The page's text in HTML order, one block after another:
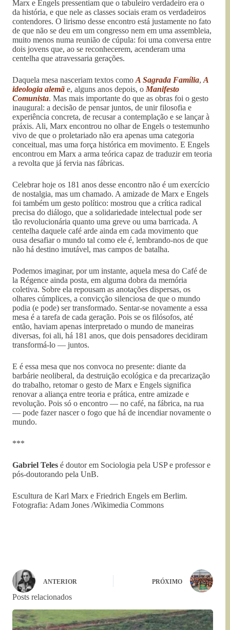
Marx e Engels pressentiam que o tabuleiro verdadeiro era o
da história, e que nele as classes sociais eram os verdadeiros
contendores. O lirismo desse encontro está justamente no fato
de que não se deu em um congresso nem em uma assembleia,
muito menos numa reunião de cúpula: foi uma conversa entre
dois jovens que, ao se reconhecerem, acenderam uma
centelha que atravessaria gerações.
Daquela mesa nasceriam textos como A Sagrada Família, A
ideologia alemã e, alguns anos depois, o Manifesto
Comunista. Mas mais importante do que as obras foi o gesto
inaugural: a decisão de pensar juntos, de unir filosofia e
experiência concreta, de recusar a contemplação e se lançar à
práxis. Ali, Marx encontrou no olhar de Engels o testemunho
vivo de que o proletariado não era apenas uma categoria
conceitual, mas uma força histórica em movimento. E Engels
encontrou em Marx a arma teórica capaz de traduzir em teoria
a revolta que já fervia nas fábricas.
Celebrar hoje os 181 anos desse encontro não é um exercício
de nostalgia, mas um chamado. A amizade de Marx e Engels
foi também um gesto político: mostrou que a crítica radical
precisa do diálogo, que a solidariedade intelectual pode ser
tão revolucionária quanto uma greve ou uma barricada. A
centelha daquele café arde ainda em cada movimento que
ousa desafiar o mundo tal como ele é, lembrando-nos de que
não há destino imutável, mas campos de batalha.
Podemos imaginar, por um instante, aquela mesa do Café de
la Régence ainda posta, em alguma dobra da memória
coletiva. Sobre ela repousam as anotações dispersas, os
olhares cúmplices, a convicção silenciosa de que o mundo
podia (e pode) ser transformado. Sentar-se novamente a essa
mesa é a tarefa de cada geração. Pois se os filósofos, até
então, haviam apenas interpretado o mundo de maneiras
diversas, foi ali, há 181 anos, que dois pensadores decidiram
transformá-lo — juntos.
E é essa mesa que nos convoca no presente: diante da
barbárie neoliberal, da destruição ecológica e da precarização
do trabalho, retomar o gesto de Marx e Engels significa
renovar a aliança entre teoria e prática, entre amizade e
revolução. Pois só o encontro — no café, na fábrica, na rua
— pode fazer nascer o fogo que há de incendiar novamente o
mundo.
***
Gabriel Teles é doutor em Sociologia pela USP e professor e
pós-doutorando pela UnB.
Escultura de Karl Marx e Friedrich Engels em Berlim.
Fotografia: Adam Jones /Wikimedia Commons
ANTERIOR PRÓXIMO
Posts relacionados